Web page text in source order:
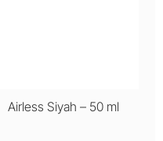
Airless Siyah – 50 ml